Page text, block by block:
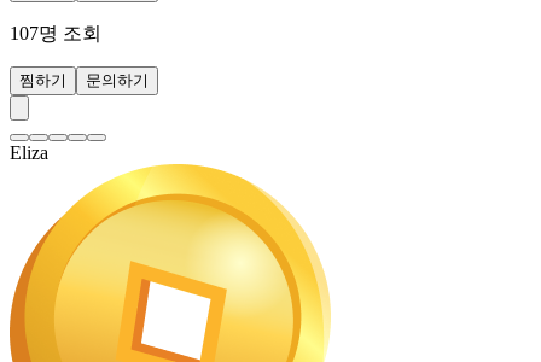
107명 조회
찜하기 문의하기
Eliza